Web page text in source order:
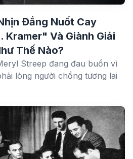
Đắng Nuốt Cay
Kramer" Và Giành Giải
Thế Nào?
Streep đang đau buồn vì
lòng người chồng tương lai